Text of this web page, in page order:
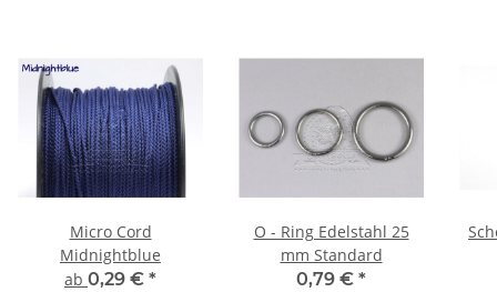
Micro Cord
Midnightblue
ab 0,29 € *
O - Ring Edelstahl 25
mm Standard
0,79 € *